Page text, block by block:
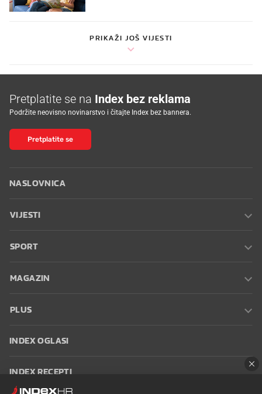
PRIKAŽI JOŠ VIJESTI
Pretplatite se na Index bez reklama
Podržite neovisno novinarstvo i čitajte Index bez bannera.
Pretplatite se
NASLOVNICA
VIJESTI
SPORT
MAGAZIN
PLUS
INDEX OGLASI
INDEX RECEPTI